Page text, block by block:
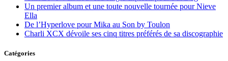
Un premier album et une toute nouvelle tournée pour Nieve
Ella
De l’Hyperlove pour Mika au Son by Toulon
Charli XCX dévoile ses cinq titres préférés de sa discographie
Catégories